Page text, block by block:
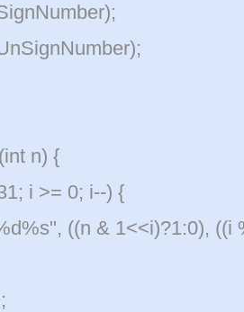
n) {
i >= 0; i--) {
((n & 1<<i)?1:0), ((i